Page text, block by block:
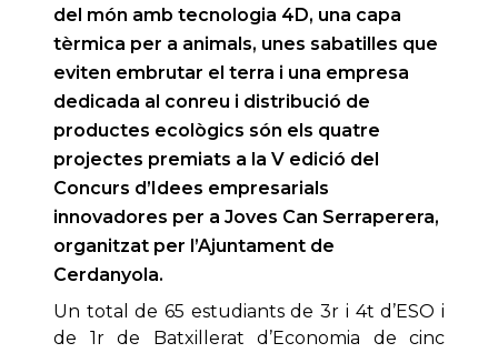
del món amb tecnologia 4D, una capa
tèrmica per a animals, unes sabatilles que
eviten embrutar el terra i una empresa
dedicada al conreu i distribució de
productes ecològics són els quatre
projectes premiats a la V edició del
Concurs d’Idees empresarials
innovadores per a Joves Can Serraperera,
organitzat per l’Ajuntament de
Cerdanyola.
Un total de 65 estudiants de 3r i 4t d’ESO i
de 1r de Batxillerat d’Economia de cinc